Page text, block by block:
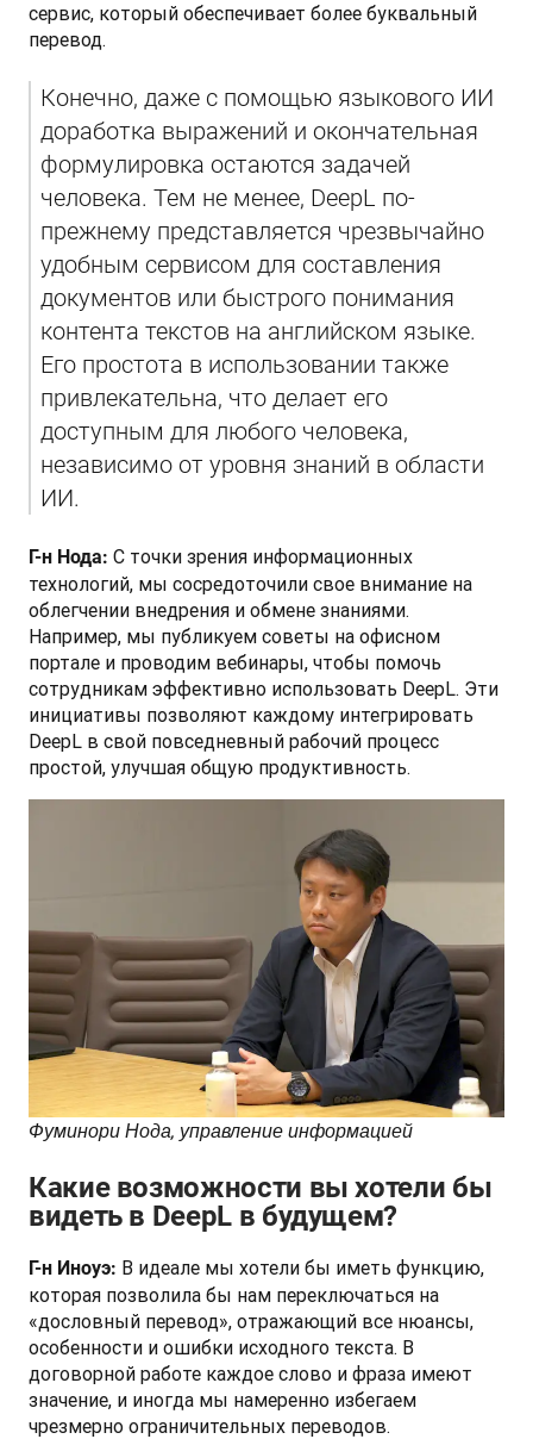
сервис, который обеспечивает более буквальный
перевод.
Конечно, даже с помощью языкового ИИ
доработка выражений и окончательная
формулировка остаются задачей
человека. Тем не менее, DeepL по-
прежнему представляется чрезвычайно
удобным сервисом для составления
документов или быстрого понимания
контента текстов на английском языке.
Его простота в использовании также
привлекательна, что делает его
доступным для любого человека,
независимо от уровня знаний в области
ИИ.
Г-н Нода: С точки зрения информационных
технологий, мы сосредоточили свое внимание на
облегчении внедрения и обмене знаниями.
Например, мы публикуем советы на офисном
портале и проводим вебинары, чтобы помочь
сотрудникам эффективно использовать DeepL. Эти
инициативы позволяют каждому интегрировать
DeepL в свой повседневный рабочий процесс
простой, улучшая общую продуктивность.
Фуминори Нода, управление информацией
Какие возможности вы хотели бы
видеть в DeepL в будущем?
Г-н Иноуэ: В идеале мы хотели бы иметь функцию,
которая позволила бы нам переключаться на
«дословный перевод», отражающий все нюансы,
особенности и ошибки исходного текста. В
договорной работе каждое слово и фраза имеют
значение, и иногда мы намеренно избегаем
чрезмерно ограничительных переводов.